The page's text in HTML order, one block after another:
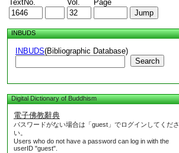
TextNo. Vol. Page
INBUDS
INBUDS(Bibliographic Database)
Search
Digital Dictionary of Buddhism
電子佛教辭典
パスワードがない場合は「guest」でログインしてくださ
い。
Users who do not have a password can log in with the
userID "guest".